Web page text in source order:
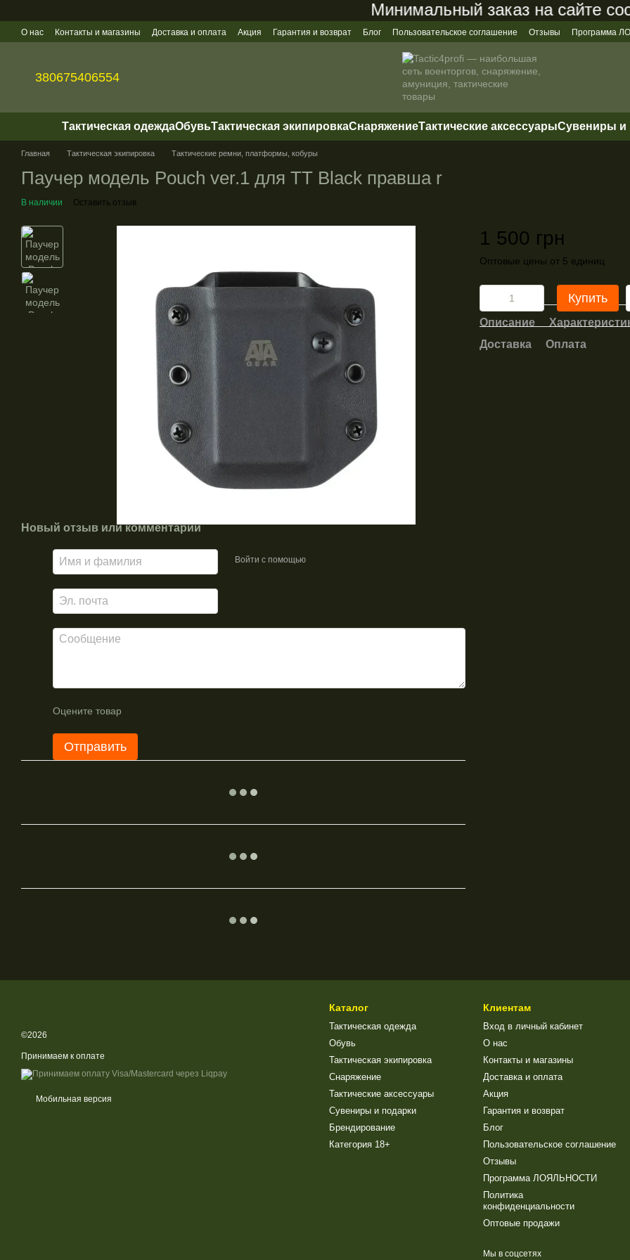
Минимальный заказ на сайте
О нас Контакты и магазины Доставка и оплата Акция Гарантия и возврат Блог Пользовательское соглашение Отзывы
Программа
380675406554
Тактическая одеждаОбувьТактическая экипировкаСнаряжениеТактические аксессуарыСувениры и
Главная Тактическая экипировка Тактические ремни, платформы, кобуры
Паучер модель Pouch ver.1 для ТТ Black правша r
В наличии Оставить отзыв
Новый отзыв или комментарий
Войти с помощью
Оцените товар
Отправить
1 500 грн
Оптовые цены от 5 единиц
Купить
Описание
Доставка
Оплата
©2026
Принимаем к оплате
Мобильная версия
Каталог
Тактическая одежда
Обувь
Тактическая экипировка
Снаряжение
Тактические аксессуары
Сувениры и подарки
Брендирование
Категория 18+
Клиентам
Вход в личный кабинет
О нас
Контакты и магазины
Доставка и оплата
Акция
Гарантия и возврат
Блог
Пользовательское соглашение
Отзывы
Программа ЛОЯЛЬНОСТИ
Политика
конфиденциальности
Оптовые продажи
Мы в соцсетях